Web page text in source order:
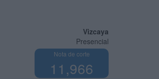
Vizcaya
Presencial
Nota de corte
11,966